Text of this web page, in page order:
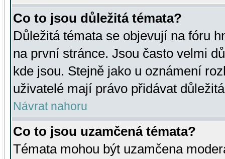
Co to jsou důležitá témata?
Důležitá témata se objevují na fóru
na první stránce. Jsou často velmi
kde jsou. Stejně jako u oznámení
uživatelé mají právo přidávat
Návrat nahoru
Co to jsou uzamčená témata?
Témata mohou být uzamčena